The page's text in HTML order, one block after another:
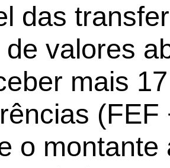
das
valores
mais
o